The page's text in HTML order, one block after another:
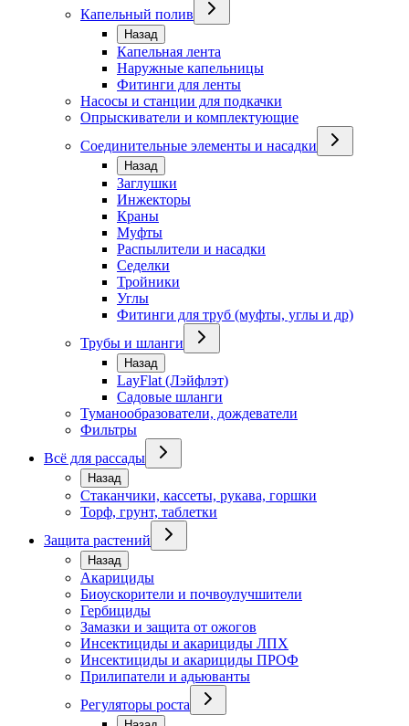
Капельный полив
Назад
Капельная лента
Наружные капельницы
Фитинги для ленты
Насосы и станции для подкачки
Опрыскиватели и комплектующие
Соединительные элементы и насадки
Назад
Заглушки
Инжекторы
Краны
Муфты
Распылители и насадки
Седелки
Тройники
Углы
Фитинги для труб (муфты, углы и др)
Трубы и шланги
Назад
LayFlat (Лэйфлэт)
Садовые шланги
Туманообразователи, дождеватели
Фильтры
Всё для рассады
Назад
Стаканчики, кассеты, рукава, горшки
Торф, грунт, таблетки
Защита растений
Назад
Акарициды
Биоускорители и почвоулучшители
Гербициды
Замазки и защита от ожогов
Инсектициды и акарициды ЛПХ
Инсектициды и акарициды ПРОФ
Прилипатели и адьюванты
Регуляторы роста